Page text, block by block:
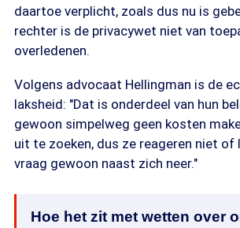
daartoe verplicht, zoals dus nu is
rechter is de privacywet niet van
overledenen.
Volgens advocaat Hellingman is de
laksheid: "Dat is onderdeel van hun
gewoon simpelweg geen kosten
uit te zoeken, dus ze reageren niet of
vraag gewoon naast zich neer."
Hoe het zit met wetten over